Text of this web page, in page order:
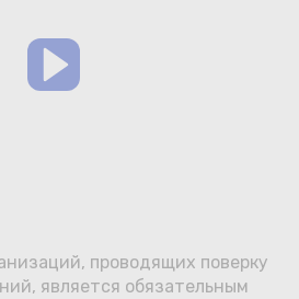
mos.ru
проводящих поверку
является обязательным